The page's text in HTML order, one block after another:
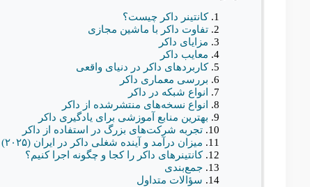
کانتینر داکر چیست؟
تفاوت داکر با ماشین مجازی
مزایای داکر
معایب داکر
کاربردهای داکر در دنیای واقعی
بررسی معماری داکر
انواع شبکه در داکر
انواع نسخه‌های منتشرشده از داکر
بهترین منابع آموزشی برای یادگیری داکر
تجربه شرکت‌های بزرگ در استفاده از داکر
میزان درآمد و آینده شغلی داکر در ایران (۲۰۲۵)
کانتینرهای داکر را کجا و چگونه اجرا کنیم؟
جمع‌بندی
سؤالات متداول